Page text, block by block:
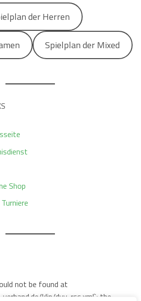
der Herren
Spielplan der Mixed
Shop
not be found at
klip/dvv-rss.xml`; the